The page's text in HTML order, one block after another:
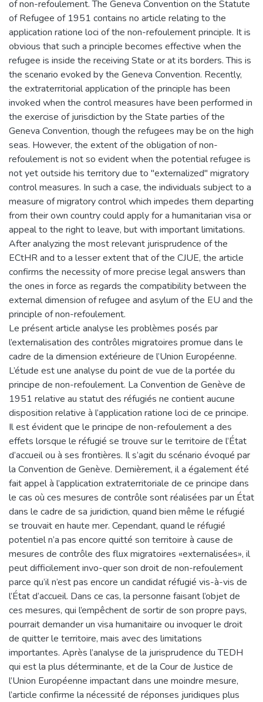
of non-refoulement. The Geneva Convention on the Statute
of Refugee of 1951 contains no article relating to the
application ratione loci of the non-refoulement principle. It is
obvious that such a principle becomes effective when the
refugee is inside the receiving State or at its borders. This is
the scenario evoked by the Geneva Convention. Recently,
the extraterritorial application of the principle has been
invoked when the control measures have been performed in
the exercise of jurisdiction by the State parties of the
Geneva Convention, though the refugees may be on the high
seas. However, the extent of the obligation of non-
refoulement is not so evident when the potential refugee is
not yet outside his territory due to "externalized" migratory
control measures. In such a case, the individuals subject to a
measure of migratory control which impedes them departing
from their own country could apply for a humanitarian visa or
appeal to the right to leave, but with important limitations.
After analyzing the most relevant jurisprudence of the
ECtHR and to a lesser extent that of the CJUE, the article
confirms the necessity of more precise legal answers than
the ones in force as regards the compatibility between the
external dimension of refugee and asylum of the EU and the
principle of non-refoulement.
Le présent article analyse les problèmes posés par
l’externalisation des contrôles migratoires promue dans le
cadre de la dimension extérieure de l’Union Européenne.
L’étude est une analyse du point de vue de la portée du
principe de non-refoulement. La Convention de Genève de
1951 relative au statut des réfugiés ne contient aucune
disposition relative à l’application ratione loci de ce principe.
Il est évident que le principe de non-refoulement a des
effets lorsque le réfugié se trouve sur le territoire de l’État
d’accueil ou à ses frontières. Il s’agit du scénario évoqué par
la Convention de Genève. Dernièrement, il a également été
fait appel à l’application extraterritoriale de ce principe dans
le cas où ces mesures de contrôle sont réalisées par un État
dans le cadre de sa juridiction, quand bien même le réfugié
se trouvait en haute mer. Cependant, quand le réfugié
potentiel n’a pas encore quitté son territoire à cause de
mesures de contrôle des flux migratoires «externalisées», il
peut difficilement invo-quer son droit de non-refoulement
parce qu’il n’est pas encore un candidat réfugié vis-à-vis de
l’État d’accueil. Dans ce cas, la personne faisant l’objet de
ces mesures, qui l’empêchent de sortir de son propre pays,
pourrait demander un visa humanitaire ou invoquer le droit
de quitter le territoire, mais avec des limitations
importantes. Après l’analyse de la jurisprudence du TEDH
qui est la plus déterminante, et de la Cour de Justice de
l’Union Européenne impactant dans une moindre mesure,
l’article confirme la nécessité de réponses juridiques plus